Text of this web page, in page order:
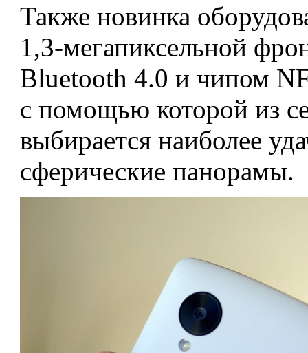
Также новинка
1,3-мегапиксельной
Bluetooth 4.0 и чипом
с помощью которой из
выбирается наиболее
сферические панорамы.